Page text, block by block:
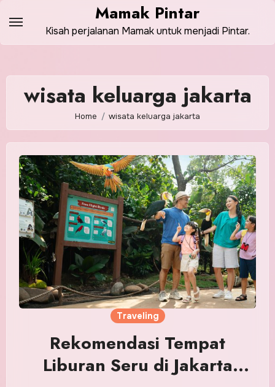
content
Mamak Pintar
Kisah perjalanan Mamak untuk menjadi Pintar.
wisata keluarga jakarta
Home wisata keluarga jakarta
Traveling
Rekomendasi Tempat
Liburan Seru di Jakarta